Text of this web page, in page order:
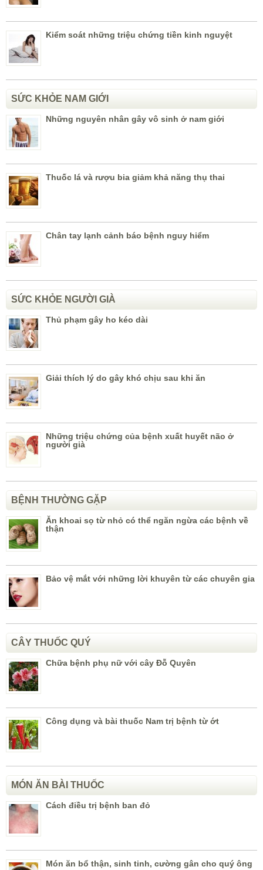
Kiểm soát những triệu chứng tiền kinh nguyệt
SỨC KHỎE NAM GIỚI
Những nguyên nhân gây vô sinh ở nam giới
Thuốc lá và rượu bia giảm khả năng thụ thai
Chân tay lạnh cảnh báo bệnh nguy hiểm
SỨC KHỎE NGƯỜI GIÀ
Thủ phạm gây ho kéo dài
Giải thích lý do gây khó chịu sau khi ăn
Những triệu chứng của bệnh xuất huyết não ở
người già
BỆNH THƯỜNG GẶP
Ăn khoai sọ từ nhỏ có thể ngăn ngừa các bệnh về
thận
Bảo vệ mắt với những lời khuyên từ các chuyên gia
CÂY THUỐC QUÝ
Chữa bệnh phụ nữ với cây Đỗ Quyên
Công dụng và bài thuốc Nam trị bệnh từ ớt
MÓN ĂN BÀI THUỐC
Cách điều trị bệnh ban đỏ
Món ăn bổ thận, sinh tinh, cường gân cho quý ông